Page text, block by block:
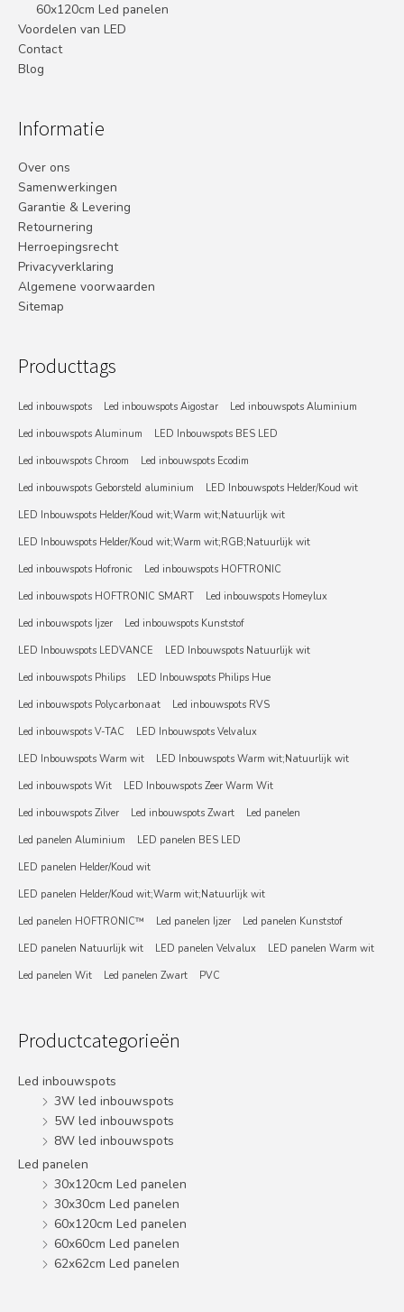
60x120cm Led panelen
Voordelen van LED
Contact
Blog
Informatie
Over ons
Samenwerkingen
Garantie & Levering
Retournering
Herroepingsrecht
Privacyverklaring
Algemene voorwaarden
Sitemap
Producttags
Led inbouwspots Led inbouwspots Aigostar
Led inbouwspots Aluminium
Led inbouwspots Aluminum
LED Inbouwspots BES LED
Led inbouwspots Chroom
Led inbouwspots Ecodim
Led inbouwspots Geborsteld aluminium
LED Inbouwspots Helder/Koud wit
LED Inbouwspots Helder/Koud wit;Warm wit;Natuurlijk wit
LED Inbouwspots Helder/Koud wit;Warm wit;RGB;Natuurlijk wit
Led inbouwspots Hofronic
Led inbouwspots HOFTRONIC
Led inbouwspots HOFTRONIC SMART
Led inbouwspots Homeylux
Led inbouwspots Ijzer
Led inbouwspots Kunststof
LED Inbouwspots LEDVANCE
LED Inbouwspots Natuurlijk wit
Led inbouwspots Philips
LED Inbouwspots Philips Hue
Led inbouwspots Polycarbonaat
Led inbouwspots RVS
Led inbouwspots V-TAC
LED Inbouwspots Velvalux
LED Inbouwspots Warm wit
LED Inbouwspots Warm wit;Natuurlijk wit
Led inbouwspots Wit
LED Inbouwspots Zeer Warm Wit
Led inbouwspots Zilver
Led inbouwspots Zwart
Led panelen
Led panelen Aluminium
LED panelen BES LED
LED panelen Helder/Koud wit
LED panelen Helder/Koud wit;Warm wit;Natuurlijk wit
Led panelen HOFTRONIC™
Led panelen Ijzer
Led panelen Kunststof
LED panelen Natuurlijk wit
LED panelen Velvalux
LED panelen Warm wit
Led panelen Wit
Led panelen Zwart PVC
Productcategorieën
Led inbouwspots
3W led inbouwspots
5W led inbouwspots
8W led inbouwspots
Led panelen
30x120cm Led panelen
30x30cm Led panelen
60x120cm Led panelen
60x60cm Led panelen
62x62cm Led panelen